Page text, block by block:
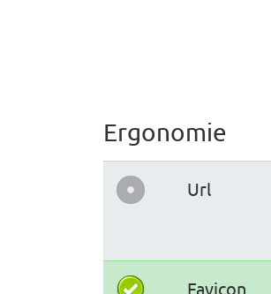
Ergonomie
Url
Favicon